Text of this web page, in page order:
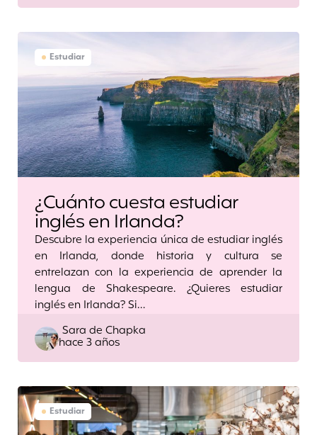
Estudiar
¿Cuánto cuesta estudiar
inglés en Irlanda?
Descubre la experiencia única de estudiar inglés
en Irlanda, donde historia y cultura se
entrelazan con la experiencia de aprender la
lengua de Shakespeare. ¿Quieres estudiar
inglés en Irlanda? Si…
Posted
by
Sara de Chapka
hace 3 años
Estudiar